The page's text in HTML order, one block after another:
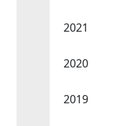
2021
2020
2019